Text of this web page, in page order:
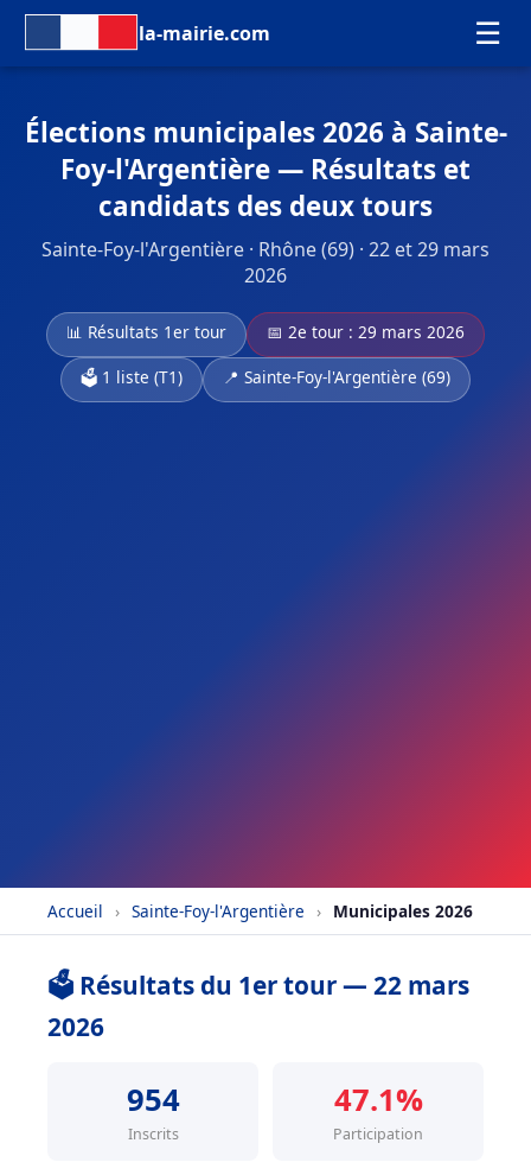
la-mairie.com ☰
Élections municipales 2026 à Sainte-
Foy-l'Argentière — Résultats et
candidats des deux tours
Sainte-Foy-l'Argentière · Rhône (69) · 22 et 29 mars
2026
📊 Résultats 1er tour
📅 2e tour : 29 mars 2026
🗳️ 1 liste (T1)
📍 Sainte-Foy-l'Argentière (69)
Accueil › Sainte-Foy-l'Argentière › Municipales 2026
🗳️ Résultats du 1er tour — 22 mars
2026
954
Inscrits
47.1%
Participation